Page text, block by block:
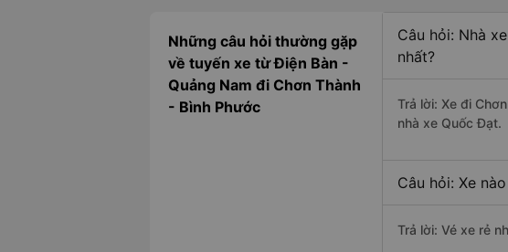
Những câu hỏi thường gặp
về tuyến xe từ Điện Bàn -
Quảng Nam đi Chơn Thành
- Bình Phước
Câu hỏi: Nhà
nhất?
Trả lời: Xe đi
nhà xe Quốc Đạt.
Câu hỏi: Xe
Trả lời: Vé xe rẻ